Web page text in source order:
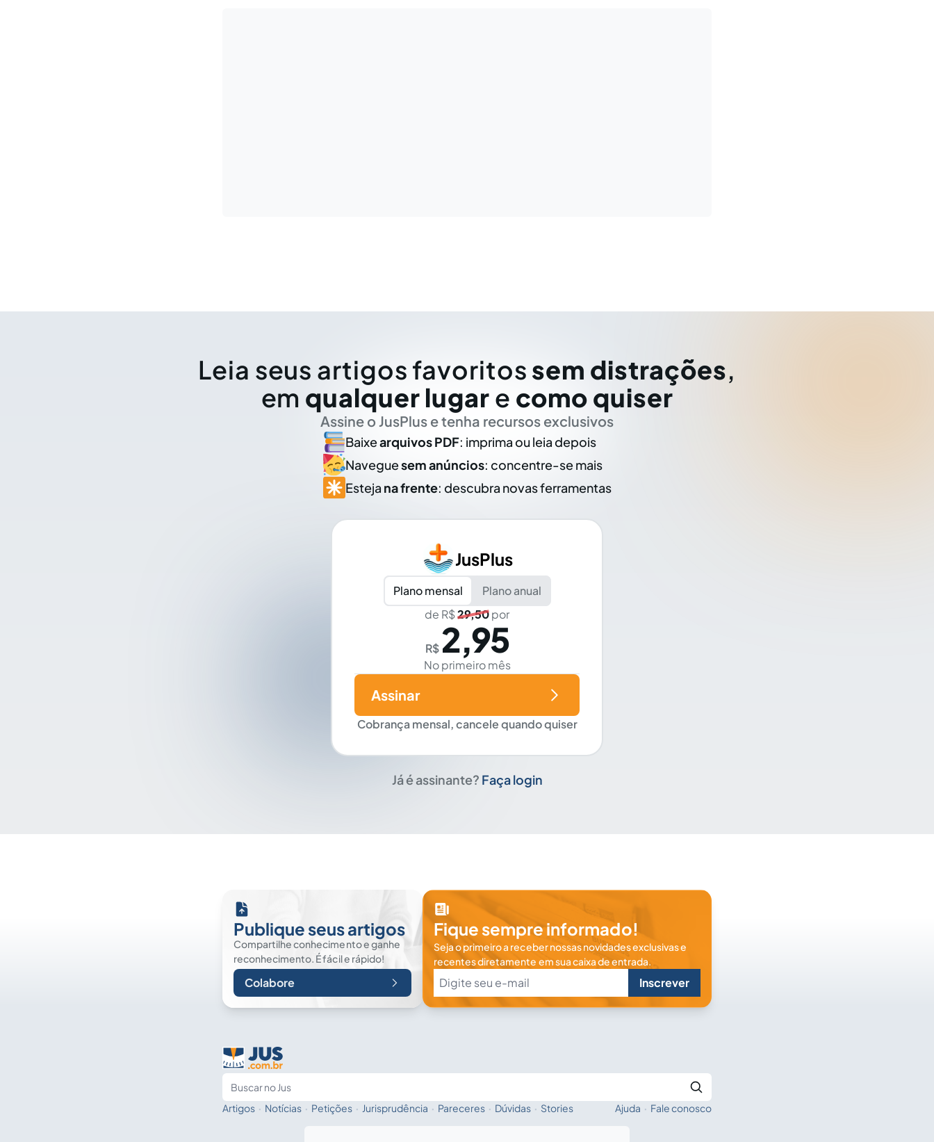
Leia seus artigos favoritos sem distrações,
em qualquer lugar e como quiser
Assine o JusPlus e tenha recursos exclusivos
Baixearquivos PDF: imprima ou leia depois
Naveguesem anúncios: concentre-se mais
Esteja na frente: descubra novas ferramentas
JusPlus
Plano mensal
Plano anual
de R$29,50por
R$ 2,95
No primeiro mês
Cobrança mensal, cancele quando quiser
Assinar
Já é assinante? Faça login
Publique seus artigos
Compartilhe conhecimento e ganhe
reconhecimento. É fácil e rápido!
Colabore
Fique sempre informado!
Seja o primeiro a receber nossas novidades exclusivas e
recentes diretamente em sua caixa de entrada.
Inscrever
Artigos · Notícias · Petições · Jurisprudência · Pareceres · Dúvidas · Stories Ajuda · Fale conosco